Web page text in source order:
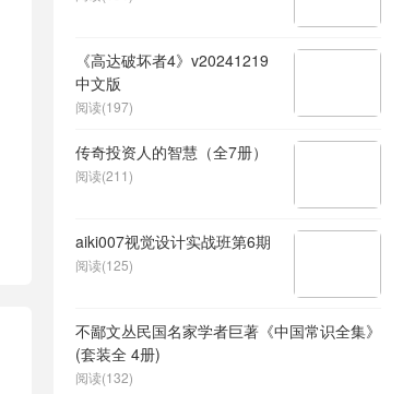
《高达破坏者4》v20241219
中文版
阅读(197)
传奇投资人的智慧（全7册）
阅读(211)
aiki007视觉设计实战班第6期
阅读(125)
不鄙文丛民国名家学者巨著《中国常识全集》
(套装全 4册)
阅读(132)